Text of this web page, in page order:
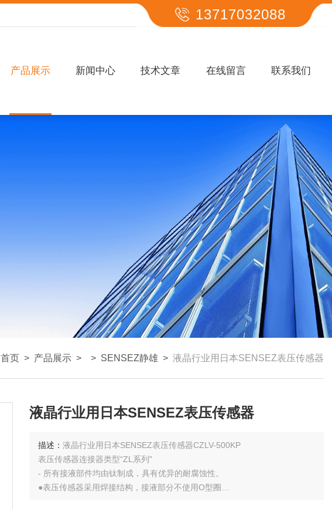
13717032088
产品展示 新闻中心 技术文章 在线留言 联系我们
首页 > 产品展示 > > SENSEZ静雄 > 液晶行业用日本SENSEZ表压传感器
液晶行业用日本SENSEZ表压传感器
描述：液晶行业用日本SENSEZ表压传感器CZLV-500KP
表压传感器连接器类型“ZL系列"
- 所有接液部件均由钛制成，具有优异的耐腐蚀性。
●表压传感器采用焊接结构，接液部分不使用O型圈